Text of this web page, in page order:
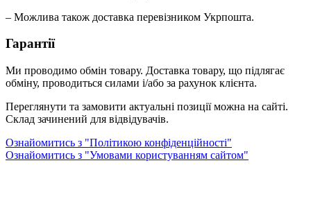
– Можлива також доставка перевізником Укрпошта.
Гарантії
Ми проводимо обмін товару. Доставка товару, що підлягає
обміну, проводиться силами і/або за рахунок клієнта.
Переглянути та замовити актуальні позиції можна на сайті.
Склад зачинений для відвідувачів.
Ознайомитись з "Політикою конфіденційності"
Ознайомитись з "Умовами користуванням сайтом"